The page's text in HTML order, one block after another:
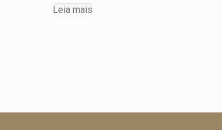
5.00
de 5
Leia mais